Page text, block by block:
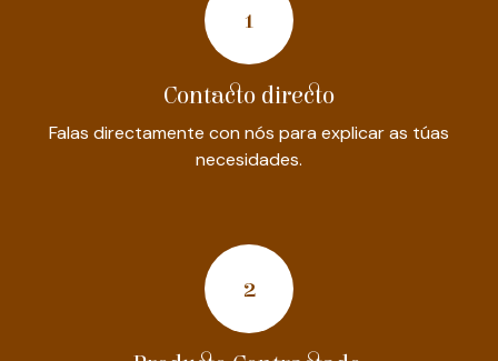
1
Contacto directo
Falas directamente con nós para explicar as túas
necesidades.
2